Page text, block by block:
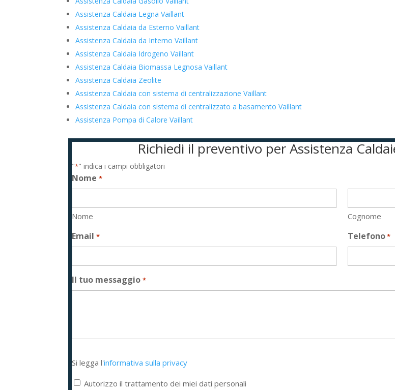
Assistenza Caldaia Legna Vaillant
Assistenza Caldaia da Esterno Vaillant
Assistenza Caldaia da Interno Vaillant
Assistenza Caldaia Idrogeno Vaillant
Assistenza Caldaia Biomassa Legnosa Vaillant
Assistenza Caldaia Zeolite
Assistenza Caldaia con sistema di centralizzazione Vaillant
Assistenza Caldaia con sistema di centralizzato a basamento Vaillant
Assistenza Pompa di Calore Vaillant
Richiedi il preventivo per Assistenza
"*" indica i campi obbligatori
Nome *
Nome Cognome
Email * Telefono*
Il tuo messaggio *
legga
l'informativa
Si legga l'informativa sulla privacy
Autorizzo il trattamento dei miei dati personali